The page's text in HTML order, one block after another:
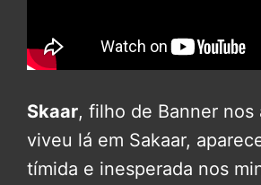
Skaar, filho de Banner nos
viveu lá em Sakaar,
tímida e inesperada nos